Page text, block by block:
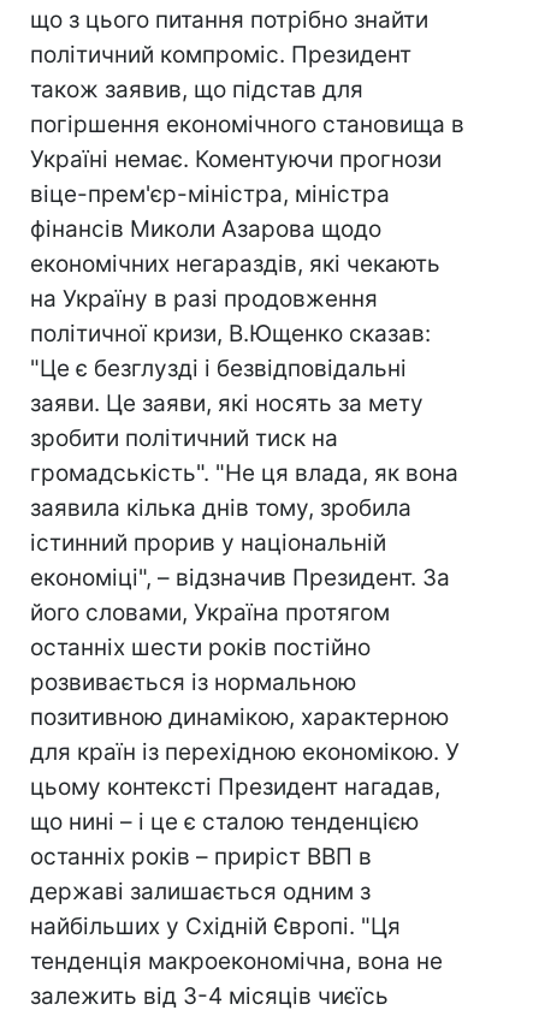
що з цього питання потрібно знайти
політичний компроміс. Президент
також заявив, що підстав для
погіршення економічного становища в
Україні немає. Коментуючи прогнози
віце-прем'єр-міністра, міністра
фінансів Миколи Азарова щодо
економічних негараздів, які чекають
на Україну в разі продовження
політичної кризи, В.Ющенко сказав:
"Це є безглузді і безвідповідальні
заяви. Це заяви, які носять за мету
зробити політичний тиск на
громадськість". "Не ця влада, як вона
заявила кілька днів тому, зробила
істинний прорив у національній
економіці", – відзначив Президент. За
його словами, Україна протягом
останніх шести років постійно
розвивається із нормальною
позитивною динамікою, характерною
для країн із перехідною економікою. У
цьому контексті Президент нагадав,
що нині – і це є сталою тенденцією
останніх років – приріст ВВП в
державі залишається одним з
найбільших у Східній Європі. "Ця
тенденція макроекономічна, вона не
залежить від 3-4 місяців чиєїсь